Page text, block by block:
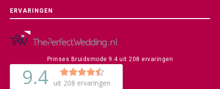
ERVARINGEN
Prinses Bruidsmode 9.4uit208 ervaringen